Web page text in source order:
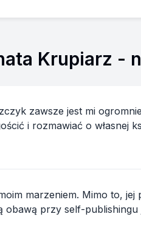
Krupiarz -
zawsze jest mi
o własnej książce, to doświadczenie
opowiadamy o naszej
marzeniem. Mimo to,
obawą przy self-
przez zmotywowanych